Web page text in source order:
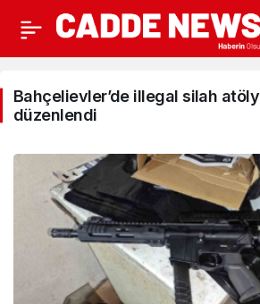
illegal
silah
atölyesine
operasyon
düzenlendi
Haberleri
Bahçelievler’de illegal silah
düzenlendi